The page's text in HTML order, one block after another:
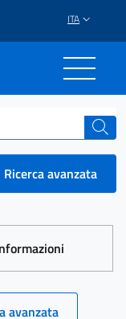
ITA
cerca
Ricerca avanzata
avanzata